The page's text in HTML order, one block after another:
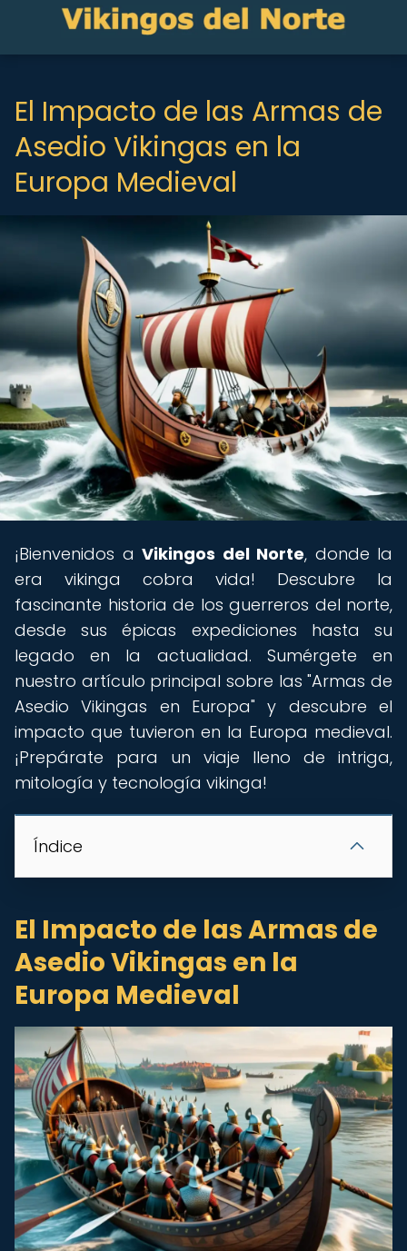
El Impacto de las Armas de
Asedio Vikingas en la
Europa Medieval
¡Bienvenidos a Vikingos del Norte, donde la
era vikinga cobra vida! Descubre la
fascinante historia de los guerreros del norte,
desde sus épicas expediciones hasta su
legado en la actualidad. Sumérgete en
nuestro artículo principal sobre las "Armas de
Asedio Vikingas en Europa" y descubre el
impacto que tuvieron en la Europa medieval.
¡Prepárate para un viaje lleno de intriga,
mitología y tecnología vikinga!
Índice
El Impacto de las Armas de
Asedio Vikingas en la
Europa Medieval